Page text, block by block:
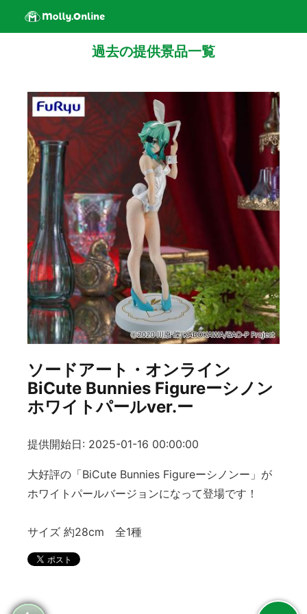
過去の提供景品一覧
ソードアート・オンライン
BiCute Bunnies Figureーシノン
ホワイトパールver.ー
提供開始日: 2025-01-16 00:00:00
大好評の「BiCute Bunnies Figureーシノンー」が
ホワイトパールバージョンになって登場です！
サイズ 約28cm 全1種